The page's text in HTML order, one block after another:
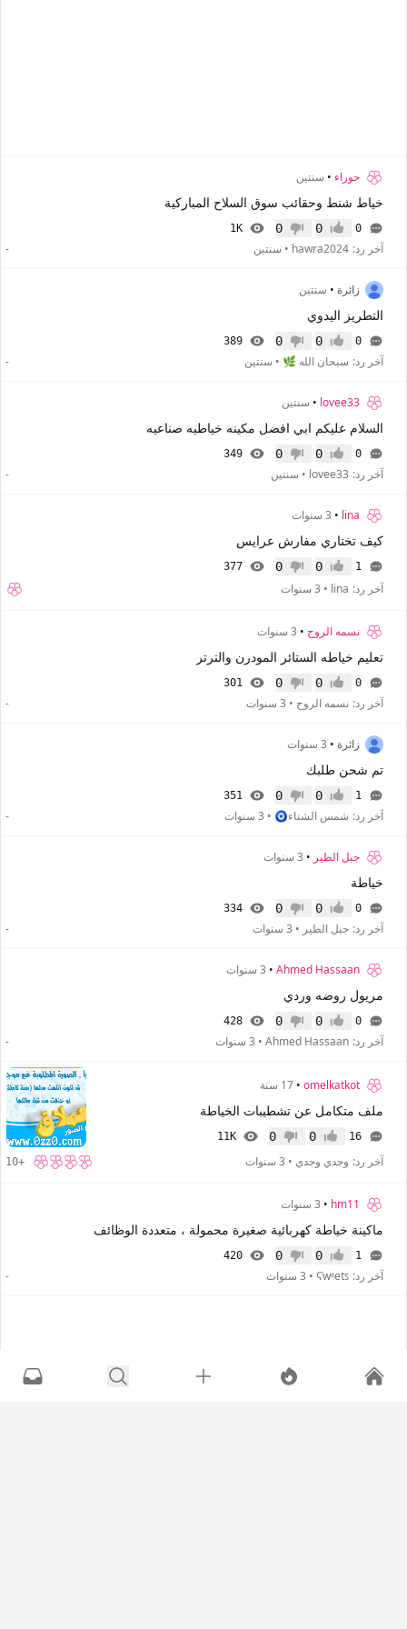
حوراء • سنتين
خياط شنط وحقائب سوق السلاح المباركية
0 إعجاب0 عدم إعجاب
0
1K
آخر رد: hawra2024
• سنتين -
زائرة • سنتين
التطريز اليدوي
0 إعجاب0 عدم إعجاب
0
389
آخر رد: سبحان الله 🌿 • سنتين -
lovee33
• سنتين
السلام عليكم ابي افضل مكينه خياطيه صناعيه
0 إعجاب0 عدم إعجاب
0
349
آخر رد: lovee33
• سنتين -
lina
• 3 سنوات
كيف تختاري مفارش عرايس
1 إعجاب0 عدم إعجاب
0
377
آخر رد: lina
• 3 سنوات
نسمه الروح • 3 سنوات
تعليم خياطه الستائر المودرن والترتر
0 إعجاب0 عدم إعجاب
0
301
آخر رد: نسمه الروح • 3 سنوات -
زائرة • 3 سنوات
تم شحن طلبك
1 إعجاب0 عدم إعجاب
0
351
آخر رد: شمس الشتاء🧿 • 3 سنوات -
جبل الطير • 3 سنوات
خياطة
0 إعجاب0 عدم إعجاب
0
334
آخر رد: جبل الطير • 3 سنوات -
Ahmed Hassaan
• 3 سنوات
مريول روضه وردي
0 إعجاب0 عدم إعجاب
0
428
آخر رد: Ahmed Hassaan
• 3 سنوات -
omelkatkot
• 17 سنة
ملف متكامل عن تشطيبات الخياطة
16 إعجاب0 عدم إعجاب
0
11K
آخر رد: وجدي وجدي • 3 سنوات +10
hm11
• 3 سنوات
ماكينة خياطة كهربائية صغيرة محمولة ، متعددة الوظائف
1 إعجاب0 عدم إعجاب
0
420
آخر رد: Ϛwᵉetꜱ
• 3 سنوات -